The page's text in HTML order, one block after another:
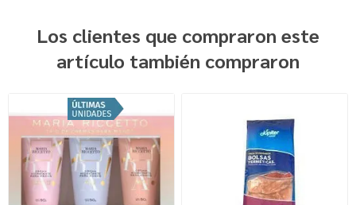
Los clientes que compraron este
artículo también compraron